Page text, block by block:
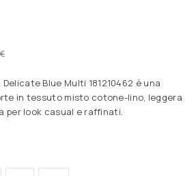
€
Delicate Blue Multi 181210462 è una
in tessuto misto cotone-lino, leggera
per look casual e raffinati.